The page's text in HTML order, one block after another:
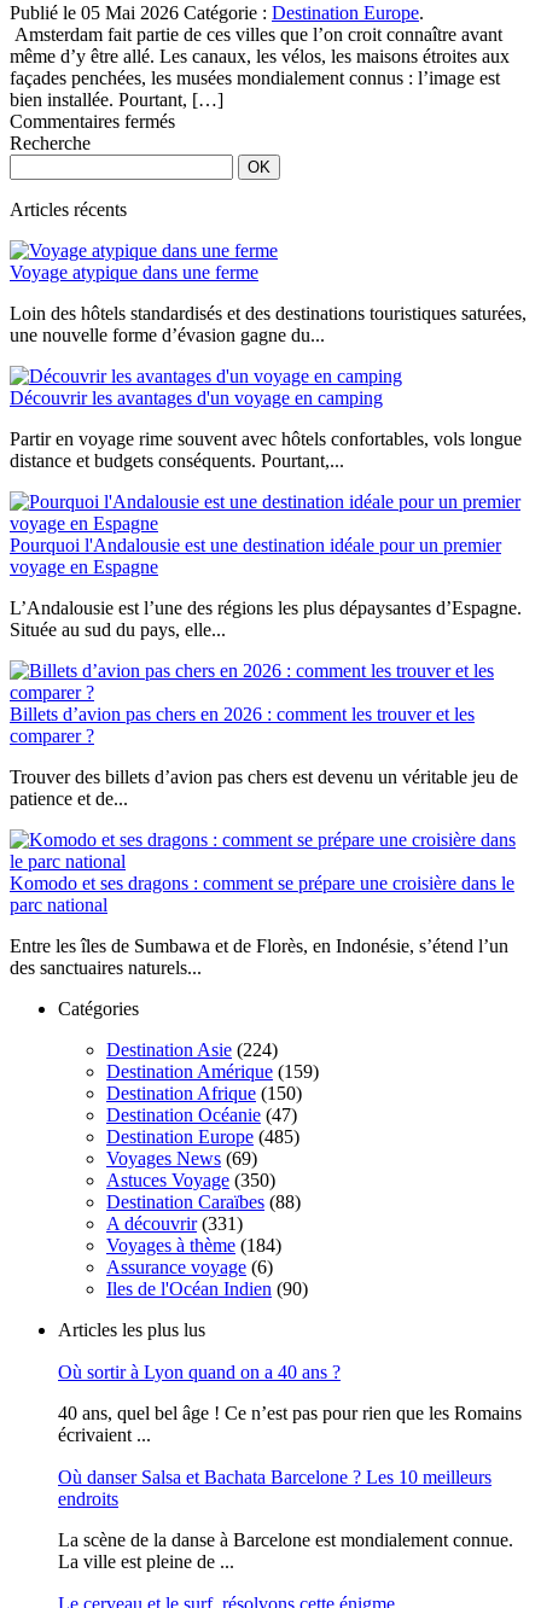
un
voyage
inoubliable
Publié le 05 Mai 2026 Catégorie : Destination Europe.
Amsterdam fait partie de ces villes que l’on croit connaître avant
même d’y être allé. Les canaux, les vélos, les maisons étroites aux
façades penchées, les musées mondialement connus : l’image est
bien installée. Pourtant, […]
Commentaires ferméssur
des
:
une
à
explorer
rythme
de
quartiers
Recherche
Articles récents
Voyage atypique dans une ferme
Loin des hôtels standardisés et des destinations touristiques saturées,
une nouvelle forme d’évasion gagne du...
Découvrir les avantages d'un voyage en camping
Partir en voyage rime souvent avec hôtels confortables, vols longue
distance et budgets conséquents. Pourtant,...
Pourquoi l'Andalousie est une destination idéale pour un premier
voyage en Espagne
L’Andalousie est l’une des régions les plus dépaysantes d’Espagne.
Située au sud du pays, elle...
Billets d’avion pas chers en 2026 : comment les trouver et les
comparer ?
Trouver des billets d’avion pas chers est devenu un véritable jeu de
patience et de...
Komodo et ses dragons : comment se prépare une croisière dans le
parc national
Entre les îles de Sumbawa et de Florès, en Indonésie, s’étend l’un
des sanctuaires naturels...
Catégories
Destination Asie (224)
Destination Amérique (159)
Destination Afrique (150)
Destination Océanie (47)
Destination Europe (485)
Voyages News (69)
Astuces Voyage (350)
Destination Caraïbes (88)
A découvrir(331)
Voyages à thème (184)
Assurance voyage (6)
Iles de l'Océan Indien (90)
Articles les plus lus
Où sortir à Lyon quand on a 40 ans ?
40 ans, quel bel âge ! Ce n’est pas pour rien que les Romains
écrivaient ...
Où danser Salsa et Bachata Barcelone ? Les 10 meilleurs
endroits
La scène de la danse à Barcelone est mondialement connue.
La ville est pleine de ...
Le cerveau et le surf, résolvons cette énigme